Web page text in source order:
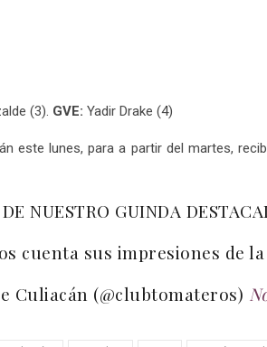
(3). GVE: Yadir Drake (4)
este lunes, para a partir del martes,
NUESTRO GUINDA
cuenta sus impresiones de
Culiacán (@clubtomateros)